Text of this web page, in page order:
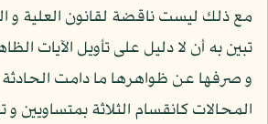
مع ذلك ليست ناقضة لقانون العلية و
تبين به أن لا دليل على تأويل الآيات
و صرفها عن ظواهرها ما دامت
المحالات كانقسام الثلاثة بمتساويين و